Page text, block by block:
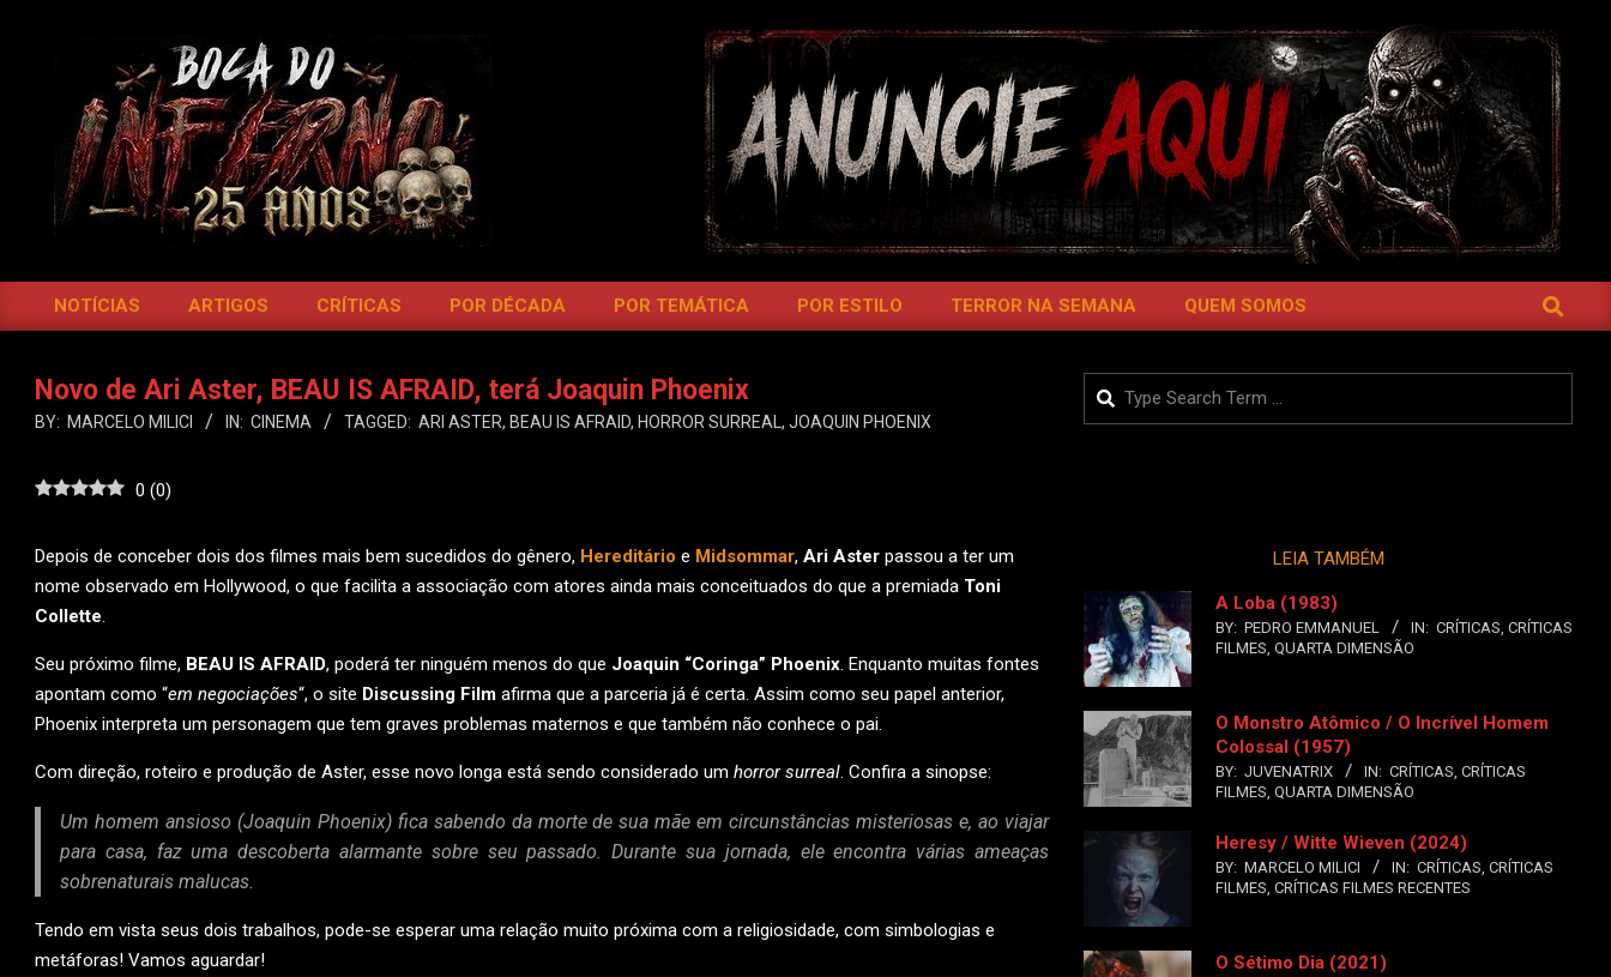
BOCA
DO
Primary
Menu
NOTÍCIAS ARTIGOS CRÍTICAS POR DÉCADA POR TEMÁTICA POR ESTILO TERROR NA SEMANA QUEM SOMOS SEARCH
Novo de Ari Aster, BEAU IS AFRAID, terá Joaquin Phoenix
BY: MARCELO MILICI IN: CINEMA TAGGED: ARI ASTER, BEAU IS AFRAID, HORROR SURREAL , JOAQUIN PHOENIX
0 (0)
Depois de conceber dois dos filmes mais bem sucedidos do gênero, Hereditário e Midsommar, Ari Aster passou a ter um
nome observado em Hollywood, o que facilita a associação com atores ainda mais conceituados do que a premiada Toni
Collette.
Seu próximo filme, BEAU IS AFRAID, poderá ter ninguém menos do que Joaquin “Coringa” Phoenix. Enquanto muitas fontes
apontam como “em negociações“, o site Discussing Film afirma que a parceria já é certa. Assim como seu papel anterior,
Phoenix interpreta um personagem que tem graves problemas maternos e que também não conhece o pai.
Com direção, roteiro e produção de Aster, esse novo longa está sendo considerado um horror surreal. Confira a sinopse:
Um homem ansioso (Joaquin Phoenix) fica sabendo da morte de sua mãe em circunstâncias misteriosas e, ao viajar
para casa, faz uma descoberta alarmante sobre seu passado. Durante sua jornada, ele encontra várias ameaças
sobrenaturais malucas.
Tendo em vista seus dois trabalhos, pode-se esperar uma relação muito próxima com a religiosidade, com simbologias e
metáforas! Vamos aguardar!
Search
LEIA TAMBÉM
A Loba (1983)
BY: PEDRO EMMANUEL IN: CRÍTICAS, CRÍTICAS
FILMES, QUARTA DIMENSÃO
O Monstro Atômico / O Incrível Homem
Colossal (1957)
BY: JUVENATRIX IN: CRÍTICAS, CRÍTICAS
FILMES, QUARTA DIMENSÃO
Heresy / Witte Wieven (2024)
BY: MARCELO MILICI IN: CRÍTICAS, CRÍTICAS
FILMES, CRÍTICAS FILMES RECENTES
O Sétimo Dia (2021)